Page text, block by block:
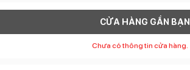
CỬA HÀNG GẦN BẠN
Chưa có thông tin cửa hàng.